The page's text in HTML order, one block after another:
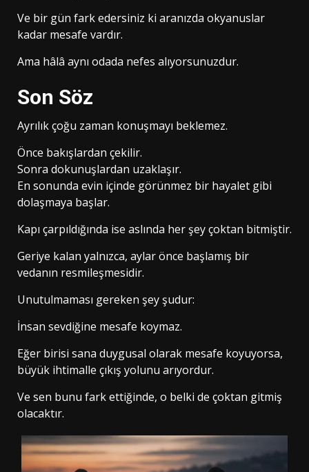
Ve bir gün fark edersiniz ki aranızda okyanuslar
kadar mesafe vardır.
Ama hâlâ aynı odada nefes alıyorsunuzdur.
Son Söz
Ayrılık çoğu zaman konuşmayı beklemez.
Önce bakışlardan çekilir.
Sonra dokunuşlardan uzaklaşır.
En sonunda evin içinde görünmez bir hayalet gibi
dolaşmaya başlar.
Kapı çarpıldığında ise aslında her şey çoktan bitmiştir.
Geriye kalan yalnızca, aylar önce başlamış bir
vedanın resmileşmesidir.
Unutulmaması gereken şey şudur:
İnsan sevdiğine mesafe koymaz.
Eğer birisi sana duygusal olarak mesafe koyuyorsa,
büyük ihtimalle çıkış yolunu arıyordur.
Ve sen bunu fark ettiğinde, o belki de çoktan gitmiş
olacaktır.